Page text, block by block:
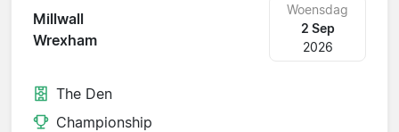
Millwall
Wrexham
Woensdag
2 Sep
2026
The Den
Championship